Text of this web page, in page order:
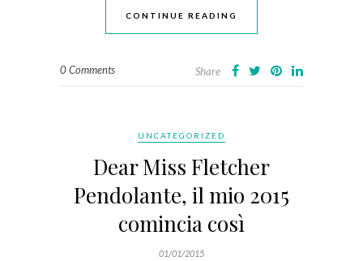
CONTINUE READING
0 Comments Share
UNCATEGORIZED
Dear Miss Fletcher
Pendolante, il mio 2015
comincia così
01/01/2015